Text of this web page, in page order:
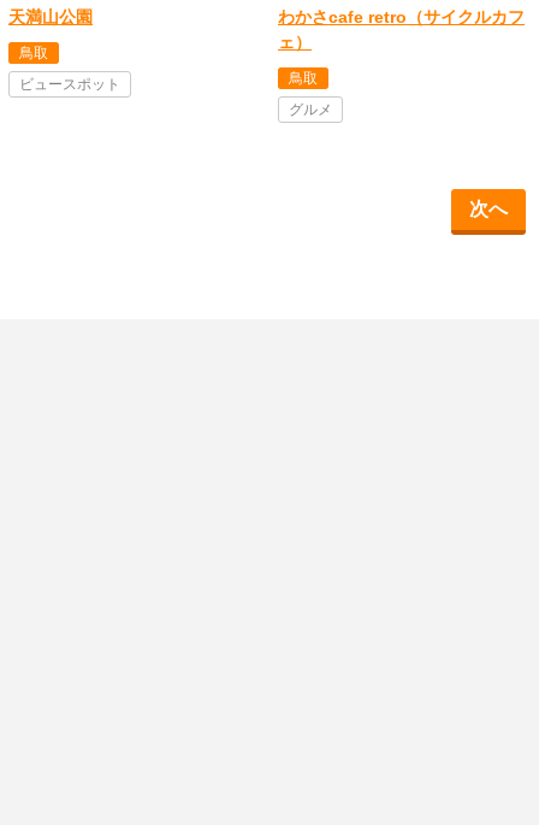
天満山公園
鳥取
ビュースポット
わかさcafe retro（サイクルカフ
ェ）
鳥取
グルメ
次へ